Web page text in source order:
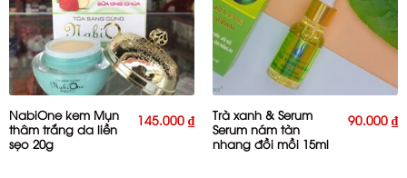
NabiOne kem Mụn
thâm trắng da liền
sẹo 20g
145.000₫
Trà xanh & Serum
Serum nám tàn
nhang đồi mồi 15ml
90.000₫